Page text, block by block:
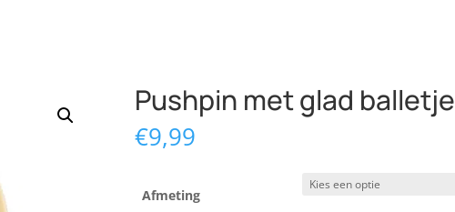
Pushpin met glad balletje
€9,99
Afmeting